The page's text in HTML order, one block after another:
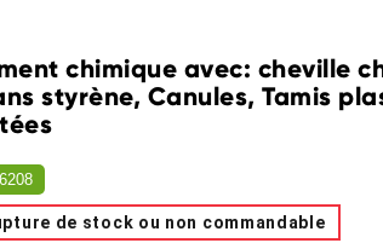
chimique avec: cheville
styrène, Canules, Tamis
de stock ou non commandable